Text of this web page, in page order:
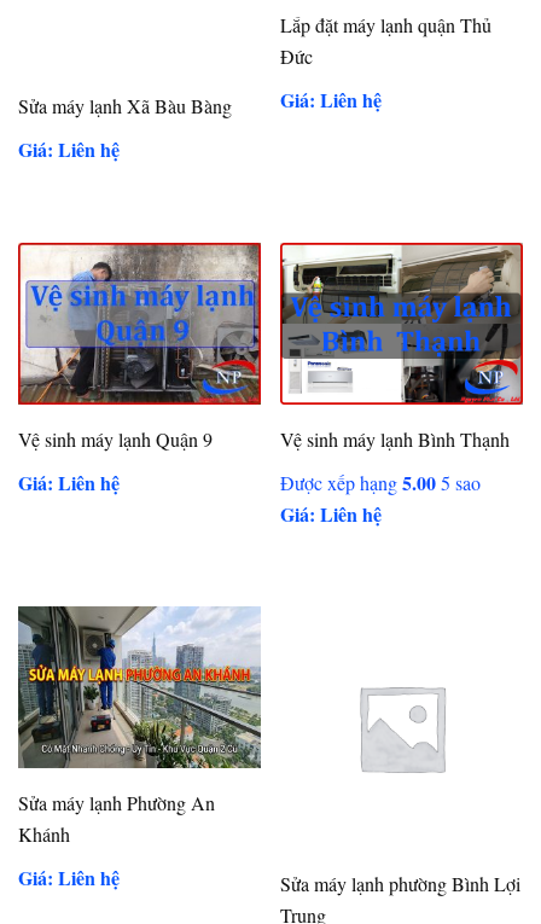
Sửa máy lạnh Xã Bàu Bàng
Giá: Liên hệ
Lắp đặt máy lạnh quận Thủ
Đức
Giá: Liên hệ
Vệ sinh máy lạnh Quận 9
Giá: Liên hệ
Vệ sinh máy lạnh Bình Thạnh
Được xếp hạng5.005 sao
Giá: Liên hệ
Sửa máy lạnh Phường An
Khánh
Giá: Liên hệ
Sửa máy lạnh phường Bình Lợi
Trung